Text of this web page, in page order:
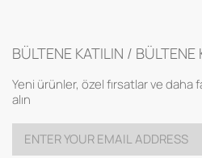
BÜLTENE KATILIN / BÜLTENE
Yeni ürünler, özel fırsatlar ve daha
alın